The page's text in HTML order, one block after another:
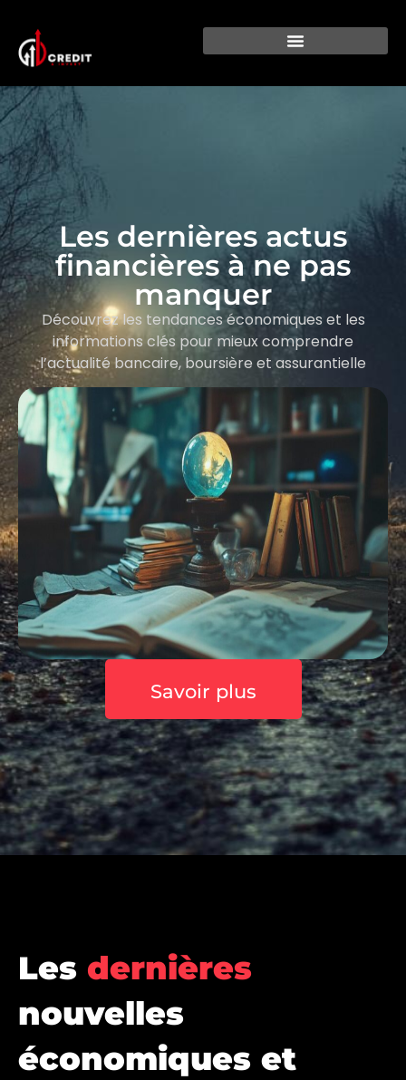
Découvrez les tendances économiques et les
informations clés pour mieux comprendre
l’actualité bancaire, boursière et assurantielle
Savoir plus
Les dernières actus
financières à ne pas
manquer
Les dernières
nouvelles
économiques et